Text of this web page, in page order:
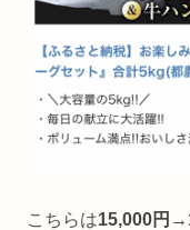
こちらは15,000円